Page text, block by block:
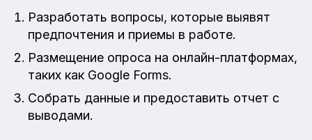
Разработать вопросы, которые выявят
предпочтения и приемы в работе.
Размещение опроса на онлайн-платформах,
таких как Google Forms.
Собрать данные и предоставить отчет с
выводами.